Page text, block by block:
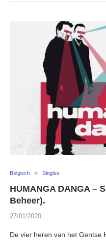
Belgisch Singles
HUMANGA DANGA –
Beheer).
27/01/2020
De vier heren van het Gentse